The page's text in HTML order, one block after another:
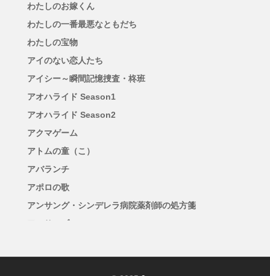
わたしのお嫁くん
わたしの一番最悪なともだち
わたしの宝物
アイのない恋人たち
アイシー～瞬間記憶捜査・柊班
アオハライド Season1
アオハライド Season2
アクマゲーム
アトムの童（こ）
アバランチ
アポロの歌
アンサング・シンデレラ病院薬剤師の処方箋
アンサンブル
アンメット ある脳外科医の日記